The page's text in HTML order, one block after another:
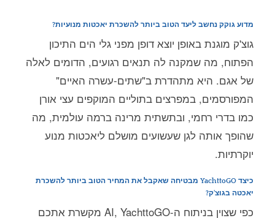
מדוע גוקק נחשב ליעד הטוב ביותר להשכרת יאכטות מנועיות?
גוצ'ק מוגנת באופן יוצא דופן מפני גלי הים התיכון
הפתוח, מה שמקנה לה תנאים רגועים, הדומים לאלה
של אגם. היא מתהדרת ב"שתים-עשרה האיים"
המפורסמים, במפרצים בתוליים המוקפים עצי אורן
כמו בדרי רחמי, ובתשתית מרינה ברמה עולמית, מה
שהופך אותה לגן שעשועים מושלם ליאכטות מנוע
יוקרתיות.
כיצד YachttoGO מבטיחה שאקבל את המחיר הטוב ביותר להשכרת
יאכטה בגוצ'ק?
כפי שצוין בניתוח ה-AI, YachttoGO מקשרת אתכם